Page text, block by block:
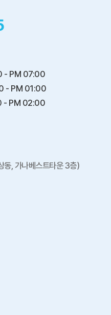
- PM 07:00
- PM 01:00
- PM 02:00
동, 가나베스트타운 3층)